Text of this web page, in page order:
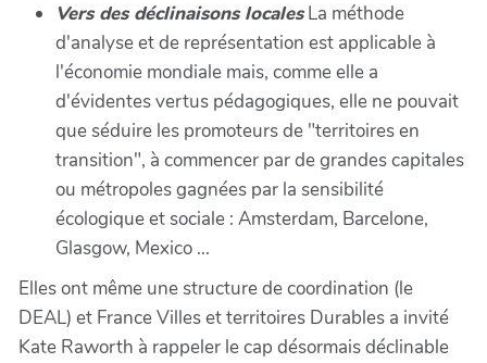
Vers des déclinaisons localesLa méthode
d'analyse et de représentation est applicable à
l'économie mondiale mais, comme elle a
d'évidentes vertus pédagogiques, elle ne pouvait
que séduire les promoteurs de "territoires en
transition", à commencer par de grandes capitales
ou métropoles gagnées par la sensibilité
écologique et sociale : Amsterdam, Barcelone,
Glasgow, Mexico ...
Elles ont même une structure de coordination (le
DEAL) et France Villes et territoires Durables a invité
Kate Raworth à rappeler le cap désormais déclinable